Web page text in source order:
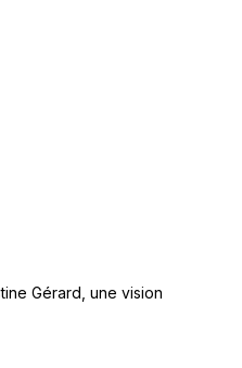
Gérard, une vision